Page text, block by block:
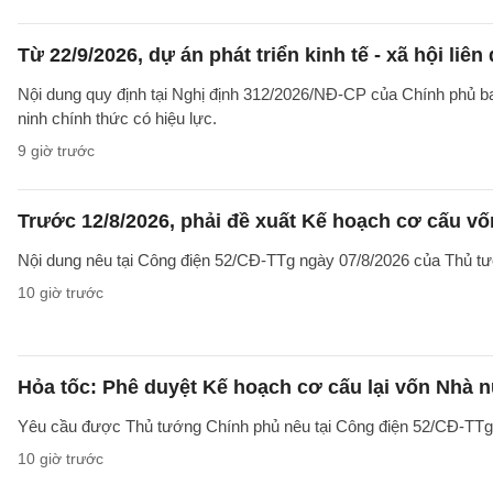
Từ 22/9/2026, dự án phát triển kinh tế - xã hội
Nội dung quy định tại Nghị định 312/2026/NĐ-CP của Chính phủ
ninh chính thức có hiệu lực.
9 giờ trước
Trước 12/8/2026, phải đề xuất Kế hoạch cơ cấu
Nội dung nêu tại Công điện 52/CĐ-TTg ngày 07/8/2026 của Thủ
10 giờ trước
Hỏa tốc: Phê duyệt Kế hoạch cơ cấu lại vốn Nhà
Yêu cầu được Thủ tướng Chính phủ nêu tại Công điện 52/CĐ-
10 giờ trước